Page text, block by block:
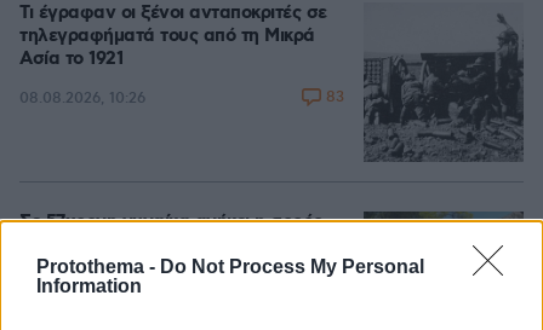
Protothema - Do Not Process My Personal
Information
Τι έγραφαν οι ξένοι ανταποκριτές σε
τηλεγραφήματά τους από τη Μικρά
Ασία το 1921
08.08.2026, 10:26 83
Σε 57χρονη γυναίκα ανήκει η σορός
θάνατος